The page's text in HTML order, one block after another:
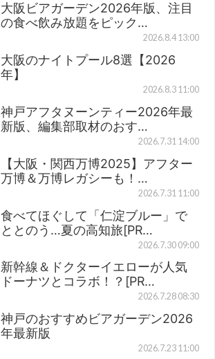
大阪ビアガーデン2026年版、注目
の食べ飲み放題をピック…
2026.8.4 13:00
大阪のナイトプール8選【2026
年】
2026.8.3 11:00
神戸アフタヌーンティー2026年最
新版、編集部取材のおす…
2026.7.31 14:00
【大阪・関西万博2025】アフター
万博＆万博レガシーも！…
2026.7.31 11:00
食べてほぐして「仁淀ブルー」で
ととのう…夏の高知旅[PR…
2026.7.30 09:00
新幹線＆ドクターイエローが人気
ドーナツとコラボ！？[PR…
2026.7.28 08:30
神戸のおすすめビアガーデン2026
年最新版
2026.7.23 11:00